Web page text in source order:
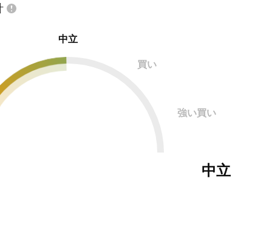
中立
買い
強い買い
中立